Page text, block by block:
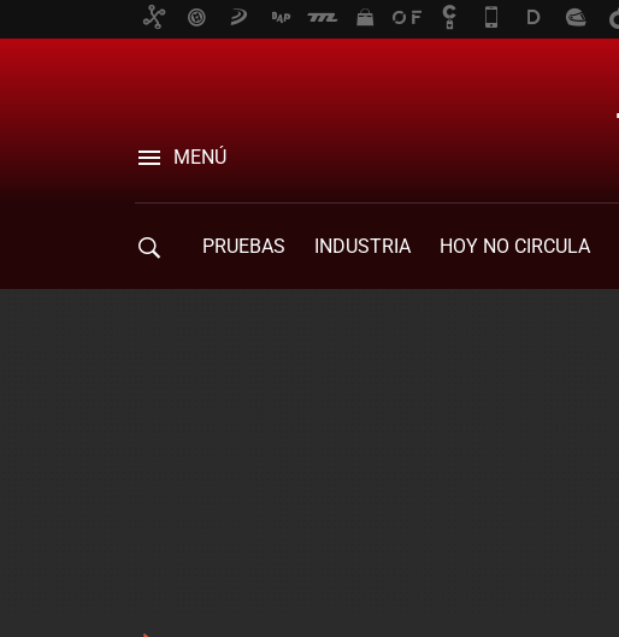
MENÚ
PRUEBAS INDUSTRIA HOY NO CIRCULA